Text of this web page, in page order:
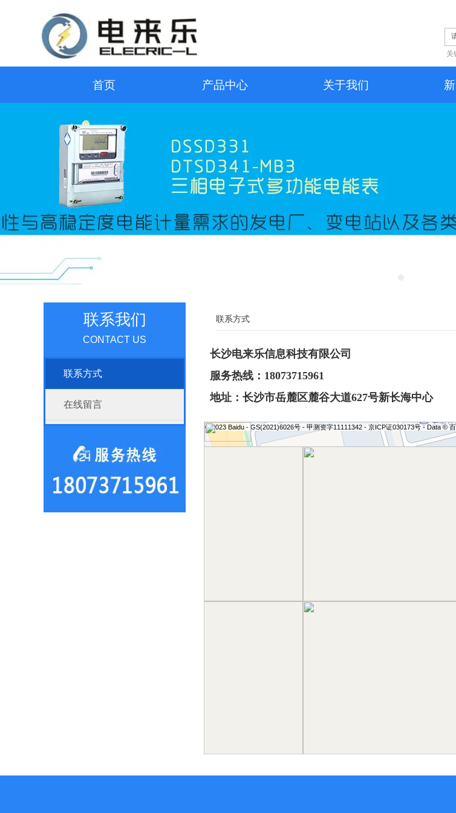
关
首页 产品中心 关于我们
联系我们
CONTACT US
联系方式
在线留言
联系方式
长沙电来乐信息科技有限公司
服务热线：18073715961
地址：长沙市岳麓区麓谷大道627号新长海中心
© 2023 Baidu - GS(2021)6026号 - 甲测资字11111342 - 京ICP证030173号 - Data ©